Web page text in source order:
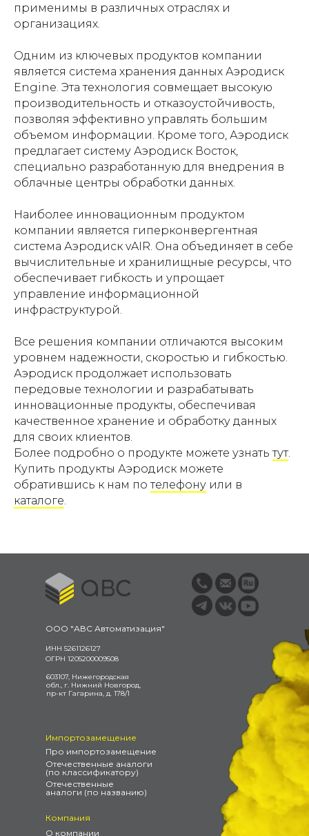
применимы в различных отраслях и
организациях.
Одним из ключевых продуктов компании
является система хранения данных Аэродиск
Engine. Эта технология совмещает высокую
производительность и отказоустойчивость,
позволяя эффективно управлять большим
объемом информации. Кроме того, Аэродиск
предлагает систему Аэродиск Восток,
специально разработанную для внедрения в
облачные центры обработки данных.
Наиболее инновационным продуктом
компании является гиперконвергентная
система Аэродиск vAIR. Она объединяет в себе
вычислительные и хранилищные ресурсы, что
обеспечивает гибкость и упрощает
управление информационной
инфраструктурой.
Все решения компании отличаются высоким
уровнем надежности, скоростью и гибкостью.
Аэродиск продолжает использовать
передовые технологии и разрабатывать
инновационные продукты, обеспечивая
качественное хранение и обработку данных
для своих клиентов.
Более подробно о продукте можете узнатьтут.
Купить продукты Аэродиск можете
обратившись к нам потелефону или в
каталоге.
ИНН 5261126127
ОГРН 1205200009508
ООО "АВС Автоматизация"
603107, Нижегородская
обл., г. Нижний Новгород,
пр-кт Гагарина, д. 178/1
Отечественные
аналоги (по названию)
Про импортозамещение
Импортозамещение
Отечественные аналоги
(по классификатору)
О компании
Компания